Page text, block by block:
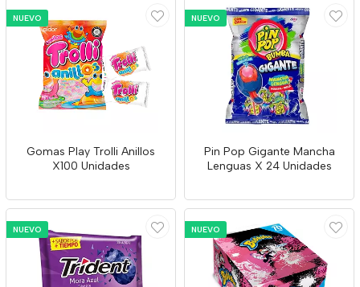
NUEVO
Gomas Play Trolli Anillos
X100 Unidades
NUEVO
Pin Pop Gigante Mancha
Lenguas X 24 Unidades
NUEVO NUEVO